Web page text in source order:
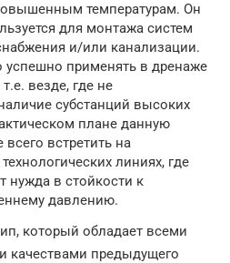
температурам. Он
для монтажа систем
и/или канализации.
успешно применять в дренаже
везде, где не
субстанций высоких
плане данную
встретить на
линиях, где
нужда в стойкости к
давлению.
который обладает всеми
качествами предыдущего